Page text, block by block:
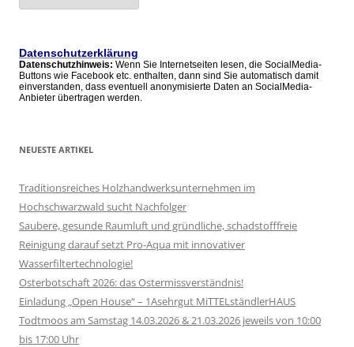
alle
Datenschutzerklärung
Datenschutzhinweis: Wenn Sie Internetseiten lesen, die SocialMedia-
Buttons wie Facebook etc. enthalten, dann sind Sie automatisch damit
einverstanden, dass eventuell anonymisierte Daten an SocialMedia-
Anbieter übertragen werden.
NEUESTE ARTIKEL
Traditionsreiches Holzhandwerksunternehmen im
Hochschwarzwald sucht Nachfolger
Saubere, gesunde Raumluft und gründliche, schadstofffreie
Reinigung darauf setzt Pro-Aqua mit innovativer
Wasserfiltertechnologie!
Osterbotschaft 2026: das Ostermissverständnis!
Einladung „Open House“ – 1Asehrgut MiTTELständlerHAUS
Todtmoos am Samstag 14.03.2026 & 21.03.2026 jeweils von 10:00
bis 17:00 Uhr